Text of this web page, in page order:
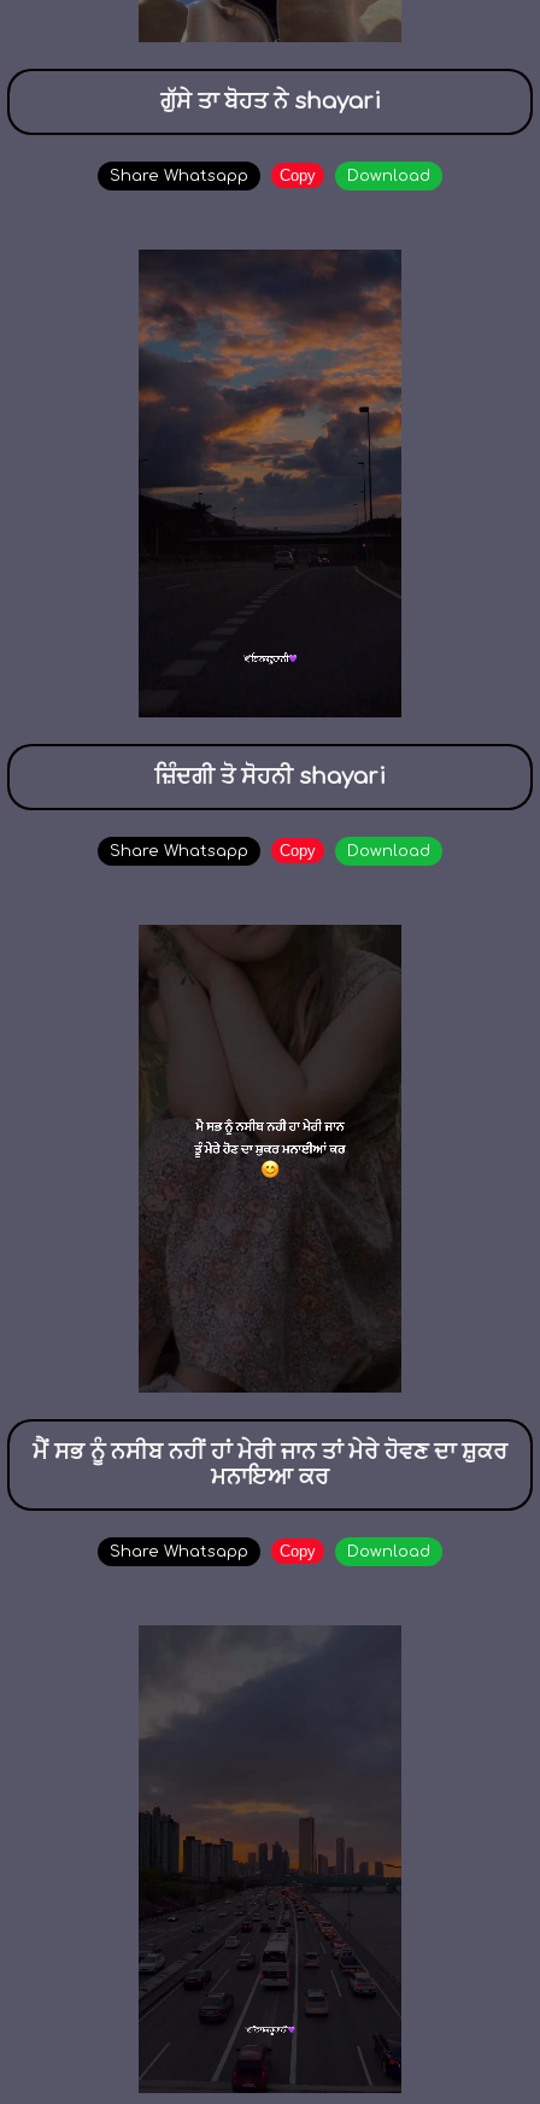
ਗੁੱਸੇ ਤਾ ਬੋਹਤ ਨੇ shayari
Share Whatsapp Copy Download
ਜ਼ਿੰਦਗੀ ਤੋ ਸੋਹਨੀ shayari
Share Whatsapp Copy Download
ਮੈਂ ਸਭ ਨੂੰ ਨਸੀਬ ਨਹੀਂ ਹਾਂ ਮੇਰੀ ਜਾਨ ਤਾਂ ਮੇਰੇ ਹੋਵਣ ਦਾ ਸ਼ੁਕਰ
ਮਨਾਇਆ ਕਰ
Share Whatsapp Copy Download